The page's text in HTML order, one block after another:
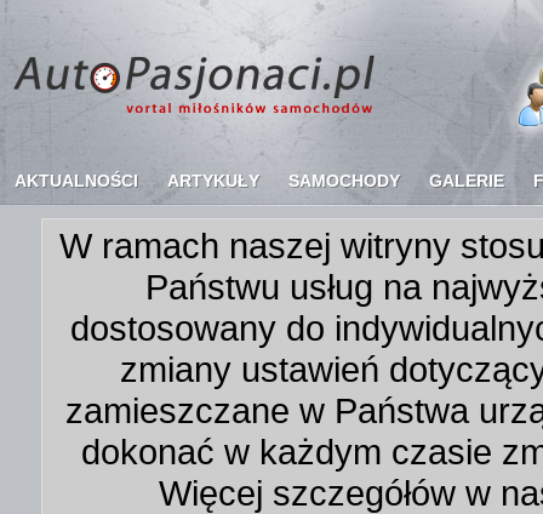
AKTUALNOŚCI ARTYKUŁY SAMOCHODY GALERIE
W ramach naszej witryny
Państwu usług na
dostosowany do
zmiany ustawień
zamieszczane w Państwa
dokonać w każdym czasie
Więcej szczegółów w